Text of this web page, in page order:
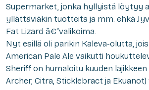
Supermarket, jonka hyllyistä löytyy
yllättäviäkin tuotteita ja mm. ehkä
Fat Lizard â€“valikoima.
Nyt esillä oli parikin Kaleva-olutta,
American Pale Ale vaikutti
Sheriff on humaloitu kuuden lajikkeen
Archer, Citra, Sticklebract ja